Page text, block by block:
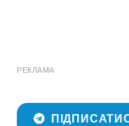
РЕКЛАМА